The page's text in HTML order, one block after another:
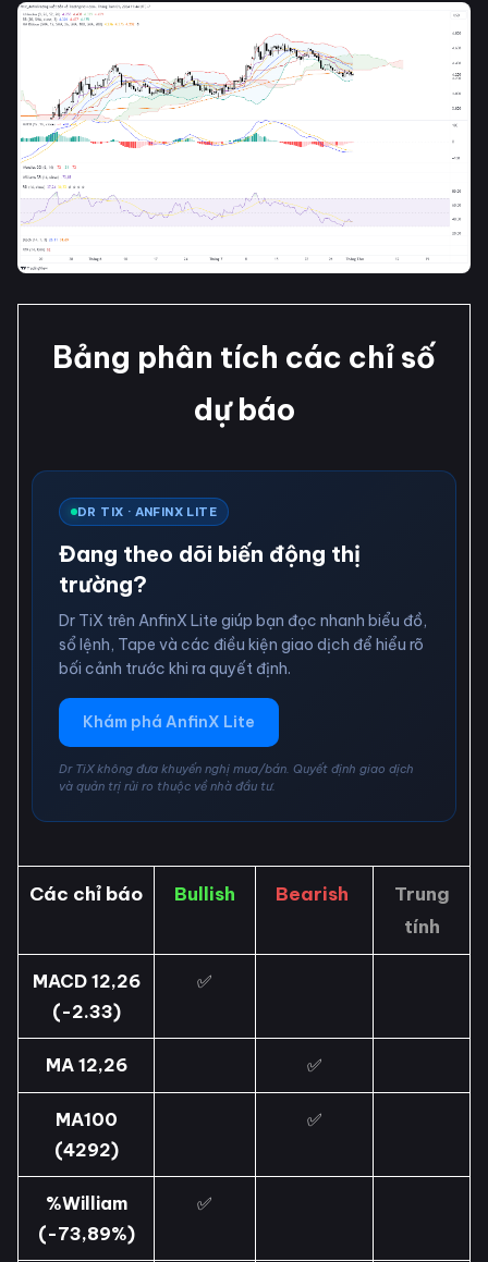
Bảng phân tích các chỉ số
dự báo
DR TIX · ANFINX LITE
Đang theo dõi biến động thị
trường?
Dr TiX trên AnfinX Lite giúp bạn đọc nhanh biểu đồ,
sổ lệnh, Tape và các điều kiện giao dịch để hiểu rõ
bối cảnh trước khi ra quyết định.
Khám phá AnfinX Lite
Dr TiX không đưa khuyến nghị mua/bán. Quyết định giao dịch
và quản trị rủi ro thuộc về nhà đầu tư.
Các chỉ báo Bullish Bearish
Trung
tính
MACD 12,26
(-2.33)
✅
MA 12,26 ✅
MA100
(4292)
✅
%William
(-73,89%)
✅